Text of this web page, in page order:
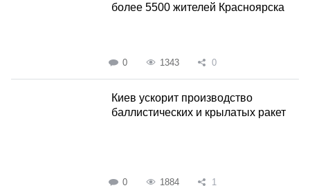
более 5500 жителей Красноярска
0 1343 0
Киев ускорит производство
баллистических и крылатых ракет
0 1884 1